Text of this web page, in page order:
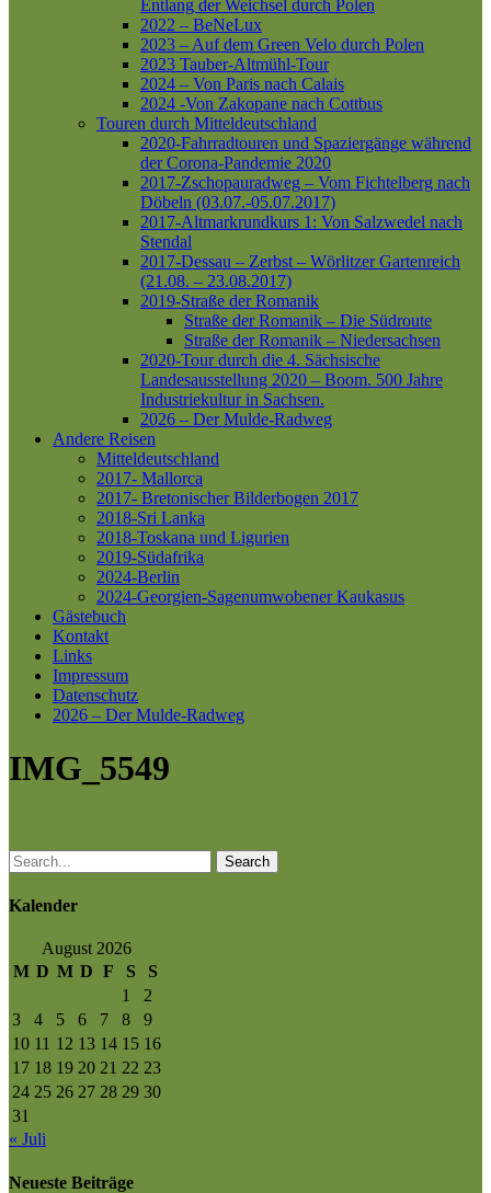
Entlang der Weichsel durch Polen
2022 – BeNeLux
2023 – Auf dem Green Velo durch Polen
2023 Tauber-Altmühl-Tour
2024 – Von Paris nach Calais
2024 -Von Zakopane nach Cottbus
Touren durch Mitteldeutschland
2020-Fahrradtouren und Spaziergänge während
der Corona-Pandemie 2020
2017-Zschopauradweg – Vom Fichtelberg nach
Döbeln (03.07.-05.07.2017)
2017-Altmarkrundkurs 1: Von Salzwedel nach
Stendal
2017-Dessau – Zerbst – Wörlitzer Gartenreich
(21.08. – 23.08.2017)
2019-Straße der Romanik
Straße der Romanik – Die Südroute
Straße der Romanik – Niedersachsen
2020-Tour durch die 4. Sächsische
Landesausstellung 2020 – Boom. 500 Jahre
Industriekultur in Sachsen.
2026 – Der Mulde-Radweg
Andere Reisen
Mitteldeutschland
2017- Mallorca
2017- Bretonischer Bilderbogen 2017
2018-Sri Lanka
2018-Toskana und Ligurien
2019-Südafrika
2024-Berlin
2024-Georgien-Sagenumwobener Kaukasus
Gästebuch
Kontakt
Links
Impressum
Datenschutz
2026 – Der Mulde-Radweg
IMG_5549
Search
Kalender
August 2026
M D M D F S
S
1
2
3
4 5 6 7 8
9
10 11 12 13 14 15 16
17 18 19 20 21 22 23
24 25 26 27 28 29 30
31
« Juli
Neueste Beiträge